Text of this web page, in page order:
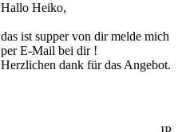
Hallo Heiko,
das ist supper von dir melde mich
per E-Mail bei dir !
Herzlichen dank für das Angebot.